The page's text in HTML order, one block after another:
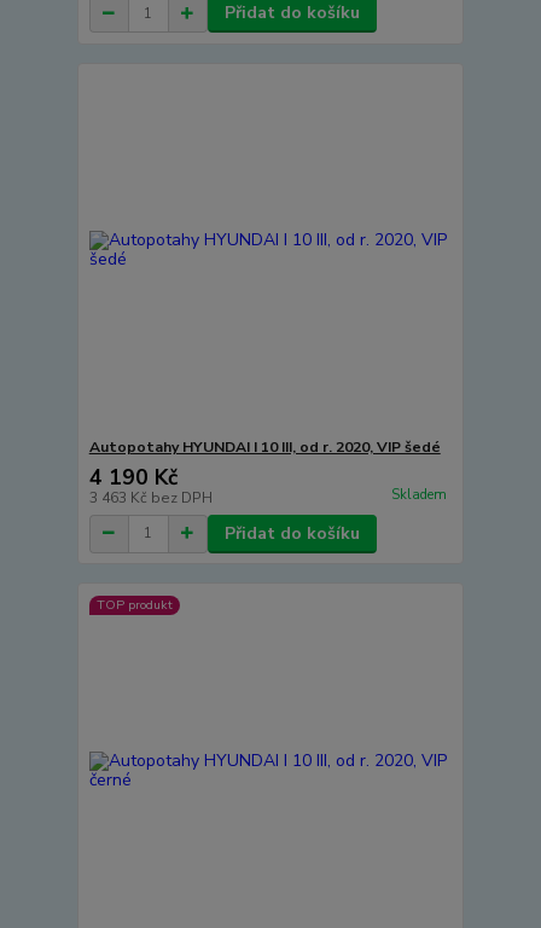
Přidat do košíku
Autopotahy HYUNDAI I 10 III, od r. 2020, VIP šedé
4 190 Kč
3 463 Kč bez DPH Skladem
Přidat do košíku
TOP produkt